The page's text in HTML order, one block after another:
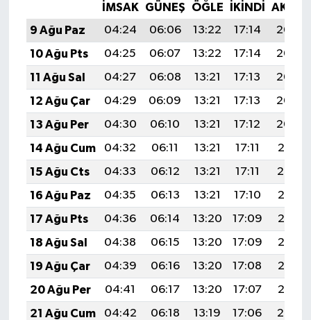
İMSAK GÜNEŞ ÖĞLE İKINDI
9 Ağu Paz
04:24 06:06 13:22 17:14
20:27
10 Ağu Pts
04:25 06:07 13:22 17:14
20:26
11 Ağu Sal
04:27 06:08 13:21 17:13
20:25
12 Ağu Çar
04:29 06:09 13:21 17:13
20:23
13 Ağu Per
04:30 06:10 13:21 17:12
20:22
14 Ağu Cum
04:32 06:11 13:21 17:11
20:21
15 Ağu Cts
04:33 06:12 13:21 17:11
20:19
16 Ağu Paz
04:35 06:13 13:21 17:10
20:18
17 Ağu Pts
04:36 06:14 13:20 17:09
20:16
18 Ağu Sal
04:38 06:15 13:20 17:09
20:15
19 Ağu Çar
04:39 06:16 13:20 17:08
20:13
20 Ağu Per
04:41 06:17 13:20 17:07
20:12
21 Ağu Cum
04:42 06:18 13:19 17:06
20:10